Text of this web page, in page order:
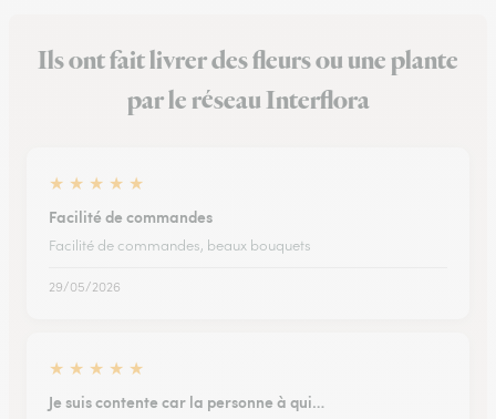
Ils ont fait livrer des fleurs ou une plante
par le réseau Interflora
★ ★ ★ ★ ★
Facilité de commandes
Facilité de commandes, beaux bouquets
29/05/2026
★ ★ ★ ★ ★
Je suis contente car la personne à qui…